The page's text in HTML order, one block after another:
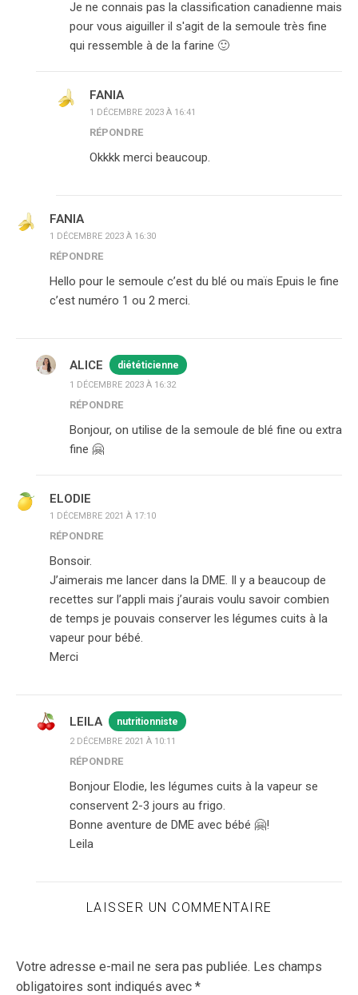
Je ne connais pas la classification canadienne mais
pour vous aiguiller il s'agit de la semoule très fine
qui ressemble à de la farine 🙂
FANIA
1 DÉCEMBRE 2023 À 16:41
RÉPONDRE
Okkkk merci beaucoup.
FANIA
1 DÉCEMBRE 2023 À 16:30
RÉPONDRE
Hello pour le semoule c’est du blé ou maïs Epuis le fine
c’est numéro 1 ou 2 merci.
ALICE diététicienne
1 DÉCEMBRE 2023 À 16:32
RÉPONDRE
Bonjour, on utilise de la semoule de blé fine ou extra
fine 🤗
ELODIE
1 DÉCEMBRE 2021 À 17:10
RÉPONDRE
Bonsoir.
J’aimerais me lancer dans la DME. Il y a beaucoup de
recettes sur l’appli mais j’aurais voulu savoir combien
de temps je pouvais conserver les légumes cuits à la
vapeur pour bébé.
Merci
LEILA nutritionniste
2 DÉCEMBRE 2021 À 10:11
RÉPONDRE
Bonjour Elodie, les légumes cuits à la vapeur se
conservent 2-3 jours au frigo.
Bonne aventure de DME avec bébé 🤗!
Leila
LAISSER UN COMMENTAIRE
Votre adresse e-mail ne sera pas publiée. Les champs
obligatoires sont indiqués avec *